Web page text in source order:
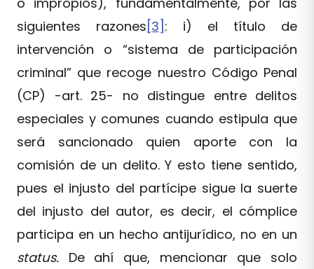
siguientes razones [3] : i) el título de
intervención o “sistema de participación
criminal” que recoge nuestro Código Penal
(CP) -art. 25- no distingue entre delitos
especiales y comunes cuando estipula que
será sancionado quien aporte con la
comisión de un delito. Y esto tiene sentido,
pues el injusto del partícipe sigue la suerte
del injusto del autor, es decir, el cómplice
participa en un hecho antijurídico, no en un
status. De ahí que, mencionar que solo